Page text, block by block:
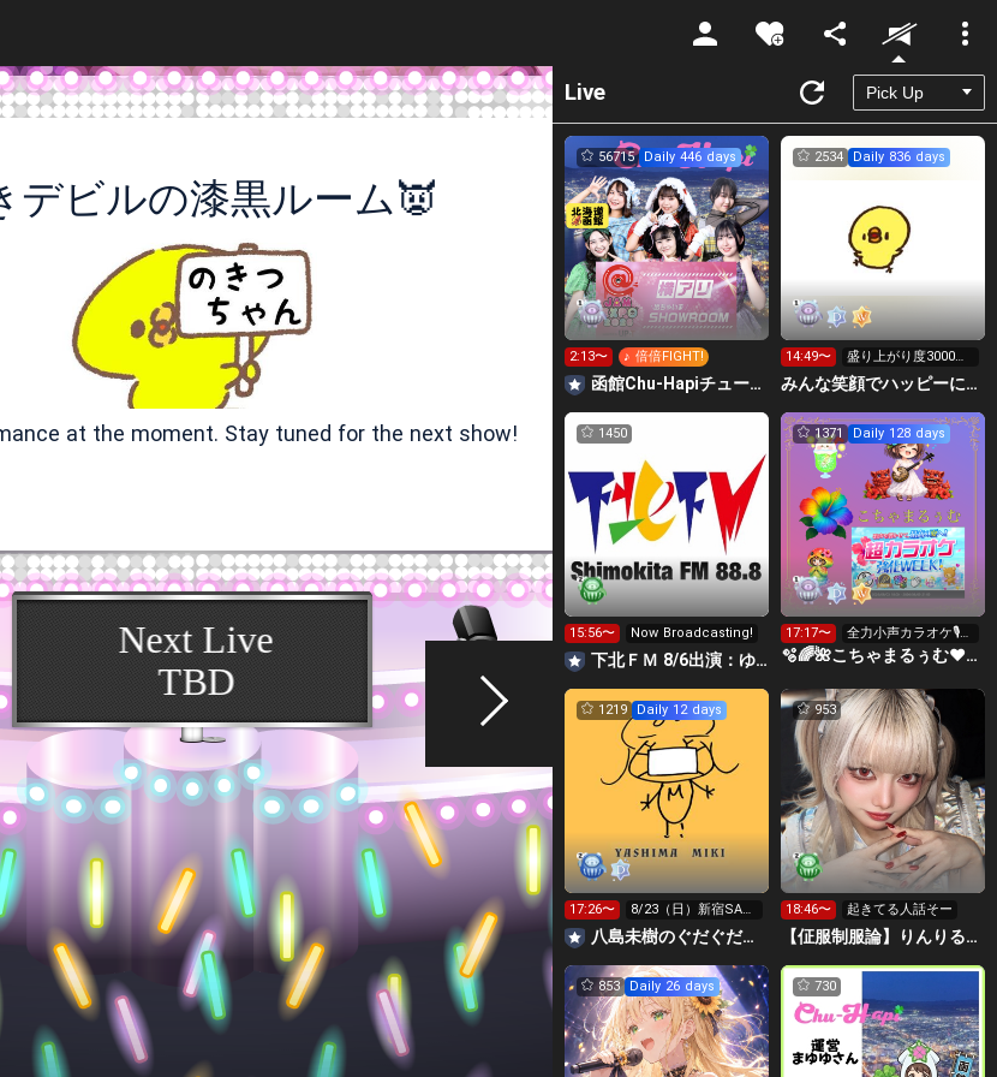
Unmute
デビルの漆黒ルーム👿
at the moment. Stay tuned for the next show!
Live
56715 Daily 446 days
2:13〜 ♪ 倍倍FIGHT!
函館Chu-Hapiチューハピ🌈
2534 Daily 836 days
14:49〜
盛り上がり度3000行
くか力尽きるまで٩(>
ω<*
みんな笑顔でハッピーに🐕‍🦺😇はこおＣぃぃｅｅｅルーム.
1450
15:56〜 Now Broadcasting!
下北ＦＭ 8/6出演：ゆめ・みる＆髙村栞里 ほか
1371 Daily 128 days
17:17〜
全力小声カラオケ🎙️1
wで333曲目標✨️🎶
🫧🌈🌺こちゃまるぅむ❤☀️🪕育児中️🪄7周年🫧
1219 Daily 12 days
17:26〜
8/23（日）新宿SAC
T!来てください！ 八島未樹のぐだぐだ弾き語り
953
18:46〜 起きてる人話そー
【佂服制服論】りんりるーむ！🩶
853 Daily 26 days 730